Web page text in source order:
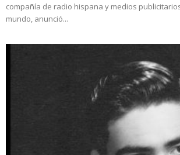
compañía de radio hispana y medios
mundo, anunció...